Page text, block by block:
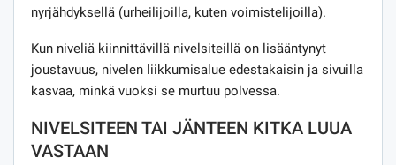
nyrjähdyksellä (urheilijoilla, kuten voimistelijoilla).
Kun niveliä kiinnittävillä nivelsiteillä on lisääntynyt
joustavuus, nivelen liikkumisalue edestakaisin ja sivuilla
kasvaa, minkä vuoksi se murtuu polvessa.
NIVELSITEEN TAI JÄNTEEN KITKA LUUA
VASTAAN